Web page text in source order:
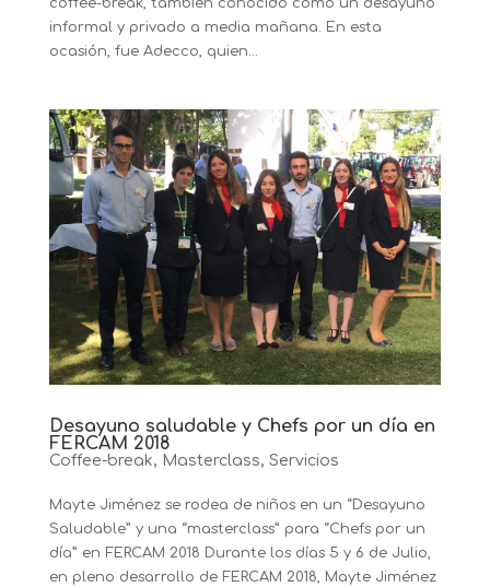
coffee-break, también conocido como un desayuno
informal y privado a media mañana. En esta
ocasión, fue Adecco, quien...
Desayuno saludable y Chefs por un día en
FERCAM 2018
Coffee-break, Masterclass, Servicios
Mayte Jiménez se rodea de niños en un “Desayuno
Saludable” y una “masterclass” para “Chefs por un
día” en FERCAM 2018 Durante los días 5 y 6 de Julio,
en pleno desarrollo de FERCAM 2018, Mayte Jiménez